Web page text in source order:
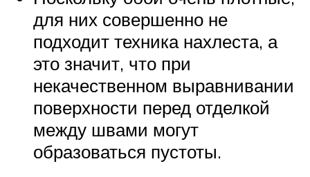
для них совершенно не
подходит техника нахлеста, а
это значит, что при
некачественном выравнивании
поверхности перед отделкой
между швами могут
образоваться пустоты.